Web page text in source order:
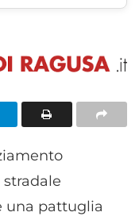
una pattuglia